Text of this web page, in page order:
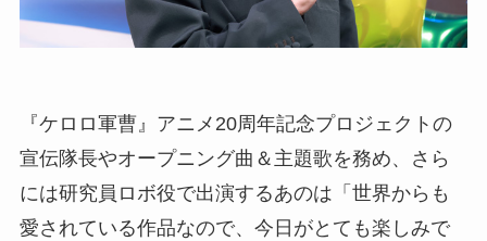
『ケロロ軍曹』アニメ20周年記念プロジェクトの
宣伝隊長やオープニング曲＆主題歌を務め、さら
には研究員ロボ役で出演するあのは「世界からも
愛されている作品なので、今日がとても楽しみで